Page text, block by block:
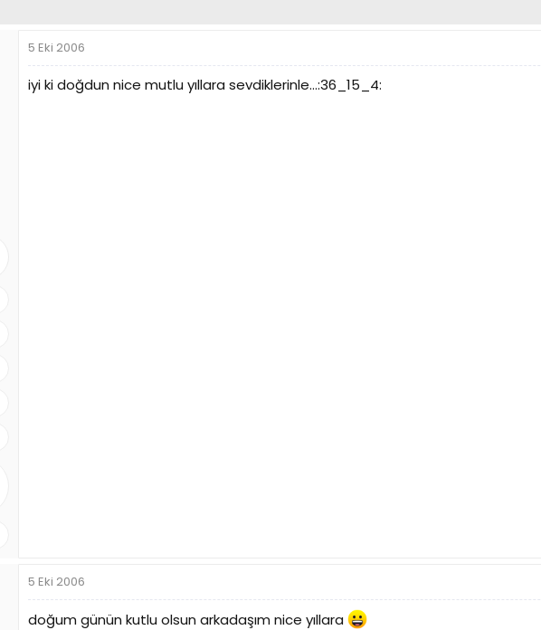
5 Eki 2006
iyi ki doğdun nice mutlu yıllara sevdiklerinle...:36_15_4:
5 Eki 2006
doğum günün kutlu olsun arkadaşım nice yıllara